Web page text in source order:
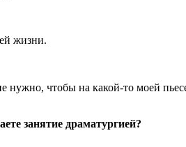
жизни.
нужно, чтобы на какой-то моей
занятие драматургией?